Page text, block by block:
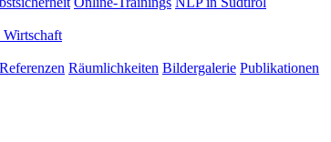
Referenzen Räumlichkeiten Bildergalerie Publikationen